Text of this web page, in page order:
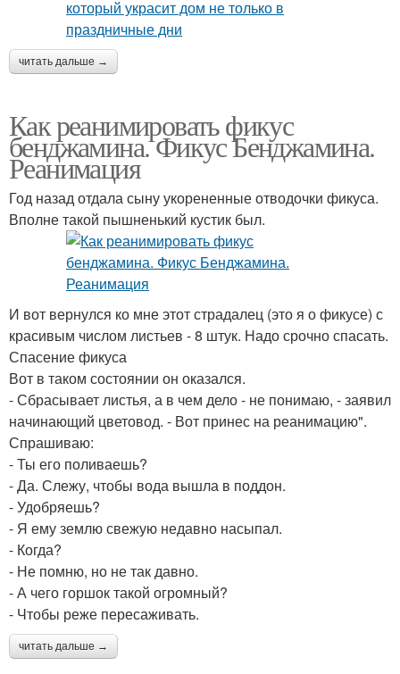
читать дальше →
Как реанимировать фикус
бенджамина. Фикус Бенджамина.
Реанимация
Год назад отдала сыну укорененные отводочки фикуса.
Вполне такой пышненький кустик был.
И вот вернулся ко мне этот страдалец (это я о фикусе) с
красивым числом листьев - 8 штук. Надо срочно спасать.
Спасение фикуса
Вот в таком состоянии он оказался.
- Сбрасывает листья, а в чем дело - не понимаю, - заявил
начинающий цветовод. - Вот принес на реанимацию".
Спрашиваю:
- Ты его поливаешь?
- Да. Слежу, чтобы вода вышла в поддон.
- Удобряешь?
- Я ему землю свежую недавно насыпал.
- Когда?
- Не помню, но не так давно.
- А чего горшок такой огромный?
- Чтобы реже пересаживать.
читать дальше →